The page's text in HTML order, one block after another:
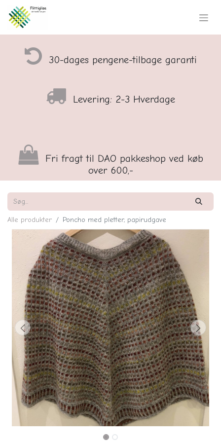
30-dages pengene-tilbage garanti
Levering: 2-3 Hverdage
Fri fragt til DAO pakkeshop ved køb
over 600,-
Alle produkter Poncho med pletter, papirudgave